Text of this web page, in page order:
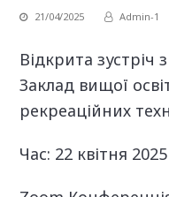
21/04/2025 Admin-1
Відкрита зустріч
Заклад вищої
рекреаційних
Час: 22 квітня